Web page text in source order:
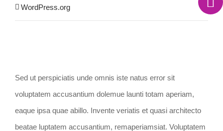
WordPress.org
Sed ut perspiciatis unde omnis iste natus error sit
voluptatem accusantium dolemue launti totam aperiam,
eaque ipsa quae abillo. Invente veriatis et quasi architecto
beatae luptatem accusantium, remaperiamsiat. Voluptatem